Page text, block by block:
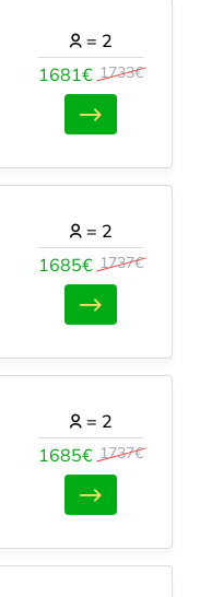
1681€ 1733€
= 2
1685€ 1737€
= 2
1685€ 1737€
= 2